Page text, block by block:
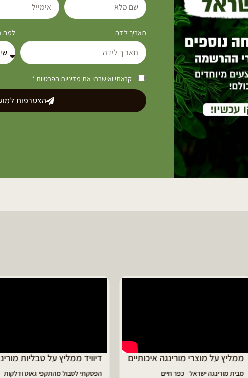
תאריך לידה למה
קראתי ואישרתי את מדיניות הפרטיות*
הצטרפות
דיוויד ממליץ על טבליות מורינגה
הפסקתי לסבול מהתקפי גאוט ודלקות
מוריה ממליצה
פיתרון מעולה לאמהות ולחיזוק הגוף